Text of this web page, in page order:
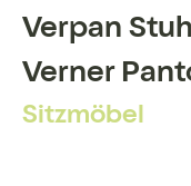
Verpan
Verner
Sitzmöbel